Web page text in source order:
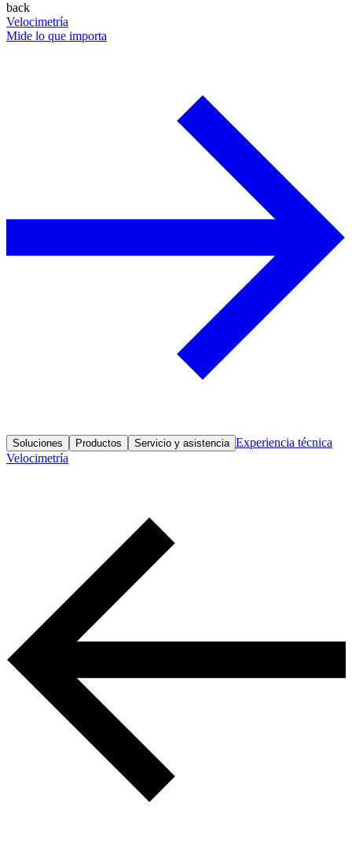
back
Velocimetría
Mide lo que importa
Soluciones Productos Servicio y asistencia Experiencia técnica
Velocimetría